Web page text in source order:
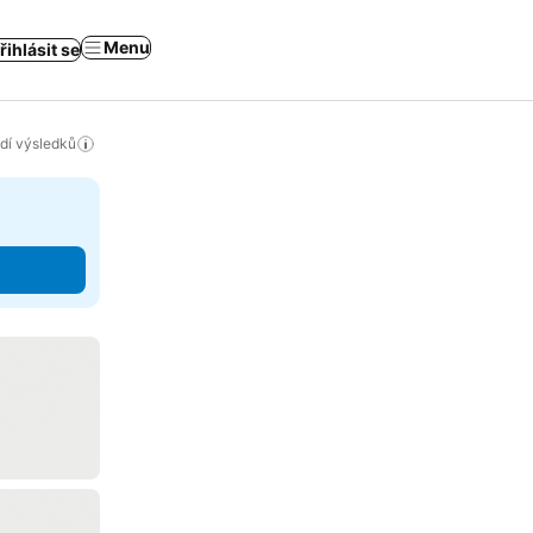
se Menu
výsledků